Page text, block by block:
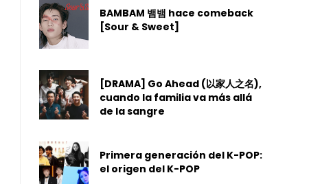
BAMBAM 뱀뱀 hace comeback
[Sour & Sweet]
[DRAMA] Go Ahead (以家人之名),
cuando la familia va más allá
de la sangre
Primera generación del K-POP:
el origen del K-POP